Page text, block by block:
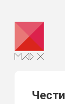
content